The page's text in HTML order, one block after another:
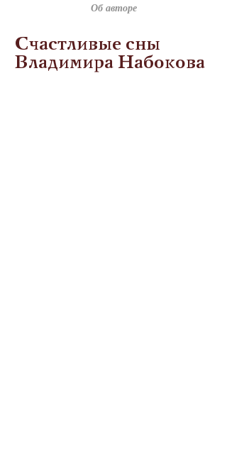
Об авторе
Счастливые сны
Владимира Набокова